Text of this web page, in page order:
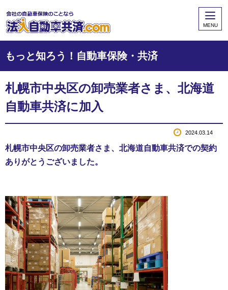
MENU
もっと知ろう！自動車保険・共済
札幌市中央区の卸売業者さま、北海道
自動車共済に加入
2024.03.14
札幌市中央区の卸売業者さま、北海道自動車共済での契約
ありがとうございました。